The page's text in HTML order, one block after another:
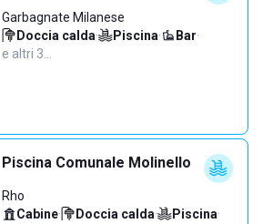
Garbagnate Milanese
Doccia calda· Piscina· Bar·
e altri 3…
Piscina Comunale Molinello
Rho
Cabine· Doccia calda· Piscina·